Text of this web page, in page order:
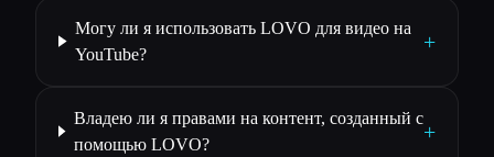
Могу ли я использовать LOVO для видео на
YouTube?
+
Владею ли я правами на контент, созданный с
помощью LOVO?
+